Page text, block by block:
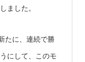
ました。
たに、連続で勝
にして、このモ